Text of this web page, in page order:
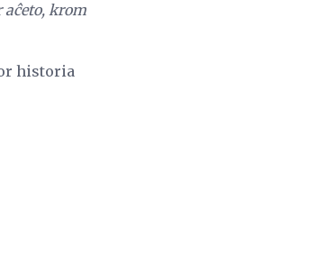
aĉeto, krom
historia